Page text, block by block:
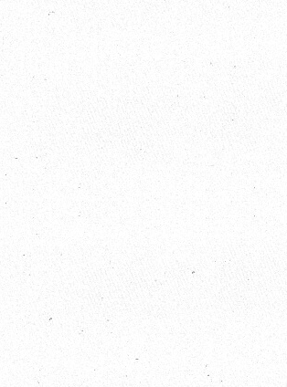
2018 / 08 / 18
歐比邁國際開發有限公司